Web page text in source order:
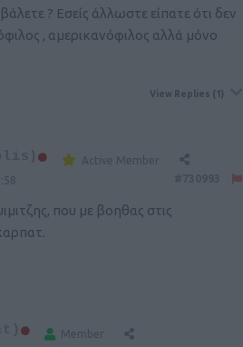
? Εσείς άλλωστε είπατε ότι δεν
, αμερικανόφιλος αλλά μόνο
View Replies (1)
Active Member
που με βοηθας στις
Member